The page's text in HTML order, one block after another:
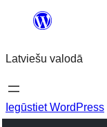
Pāriet
saturu
Latviešu valodā
Iegūstiet WordPress